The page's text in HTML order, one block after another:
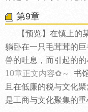
第9章
【预览】在镇上的
躺卧在一只毛茸茸的
兽的吐息，而引起的
10章正文内容✿～
书
且在低廉的税与文化
是工商与文化聚集的重